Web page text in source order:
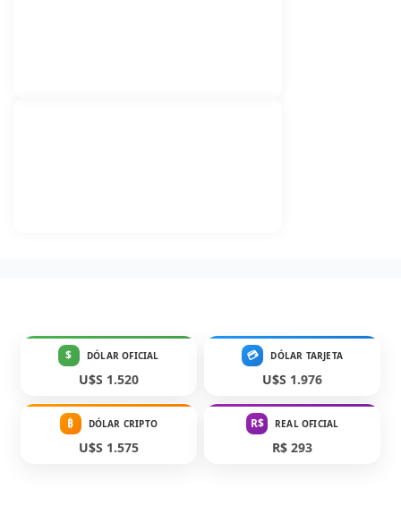
$ DÓLAR OFICIAL
U$S 1.520
💳 DÓLAR TARJETA
U$S 1.976
₿ DÓLAR CRIPTO
U$S 1.575
R$ REAL OFICIAL
R$ 293